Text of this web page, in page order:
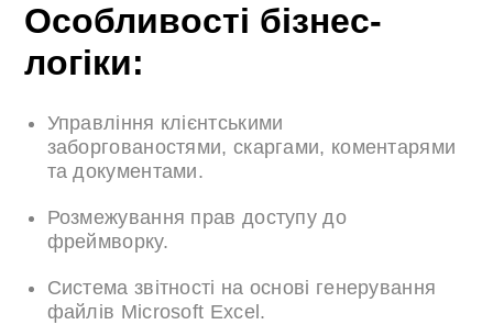
Особливості бізнес-
логіки:
Управління клієнтськими
заборгованостями, скаргами, коментарями
та документами.
Розмежування прав доступу до
фреймворку.
Система звітності на основі генерування
файлів Microsoft Excel.